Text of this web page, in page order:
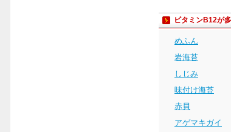
ビタミンB12が
めふん
岩海苔
しじみ
味付け海苔
赤貝
アゲマキガイ